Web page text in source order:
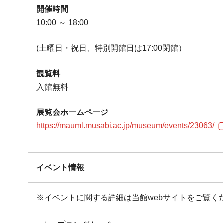
開催時間
10:00 ～ 18:00
(土曜日・祝日、特別開館日は17:00閉館）
観覧料
入館無料
展覧会ホームページ
https://mauml.musabi.ac.jp/museum/events/23063/
イベント情報
※イベントに関する詳細は当館webサイトをご覧く